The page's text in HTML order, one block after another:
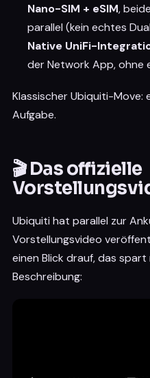
Nano-SIM + eSIM,
parallel (kein echtes
Native UniFi-
der Network App, ohne
Klassischer Ubiquiti-Move:
Aufgabe.
🎬 Das offizielle
Ubiquiti hat parallel zur
Vorstellungsvideo
einen Blick drauf, das
Beschreibung: